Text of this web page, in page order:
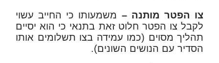
צו הפטר מותנה – משמעותו כי החייב עשוי
לקבל צו הפטר חלוט זאת בתנאי כי הוא יסיים
תהליך מסוים (כמו עמידה בצו תשלומים אותו
הסדיר עם הנושים השונים).